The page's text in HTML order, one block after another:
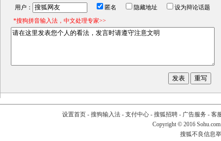
用户： 匿名 隐藏地址
设为辩论话题
*搜狗拼音输入法，中文处理专家>>
设置首页- 搜狗输入法- 支付中心- 搜狐招聘- 广告服务 - 客
Copyright © 2016
搜狐不良信息